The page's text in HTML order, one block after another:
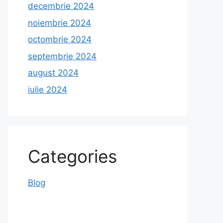
decembrie 2024
noiembrie 2024
octombrie 2024
septembrie 2024
august 2024
iulie 2024
Categories
Blog